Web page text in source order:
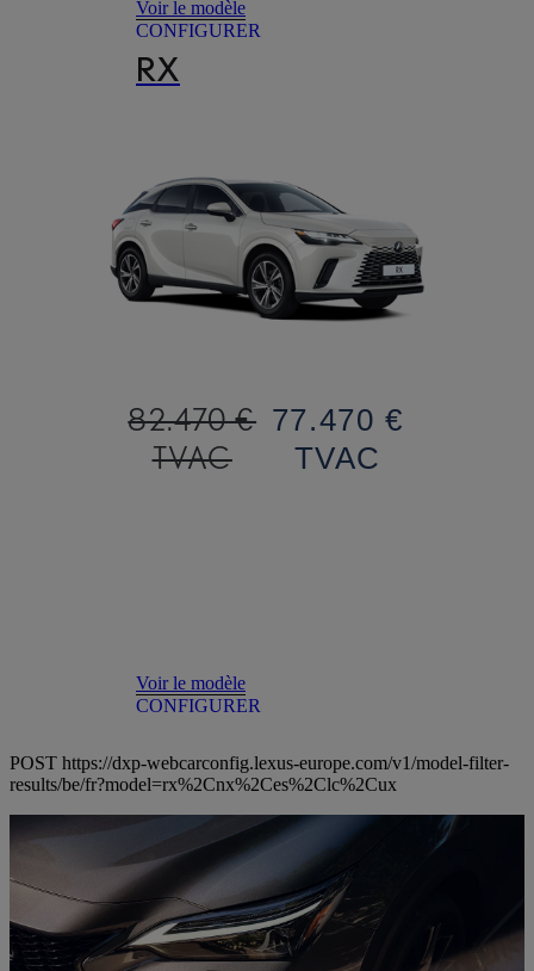
Voir le modèle
CONFIGURER
RX
82.470 €
TVAC
77.470 €
TVAC
Voir le modèle
CONFIGURER
POST https://dxp-webcarconfig.lexus-europe.com/v1/model-filter-
results/be/fr?model=rx%2Cnx%2Ces%2Clc%2Cux